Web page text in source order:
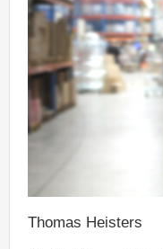
Thomas Heisters